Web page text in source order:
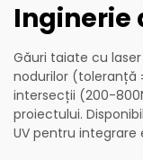
Inginerie
Găuri taiate cu
nodurilor (toleranță
intersecții (200-
proiectului.
UV pentru integrare